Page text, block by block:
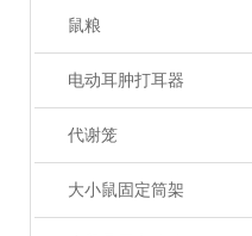
鼠粮
电动耳肿打耳器
代谢笼
大小鼠固定筒架